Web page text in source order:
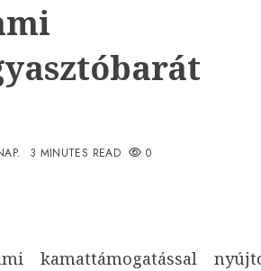
3 MINUTES READ 0
kamattámogatással